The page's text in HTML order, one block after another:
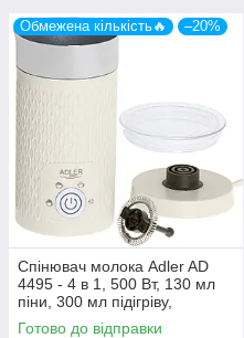
Обмежена кількість🔥 –20%
Спінювач молока Adler AD
4495 - 4 в 1, 500 Вт, 130 мл
піни, 300 мл підігріву,
бежевий
Готово до відправки